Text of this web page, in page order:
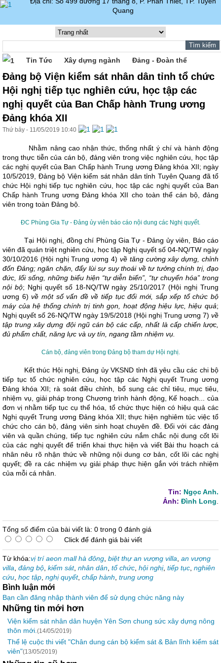
Quang
Tin Tức Xây dựng ngành Đảng - Đoàn thể
Đảng bộ Viện kiểm sát nhân dân tỉnh tổ chức
Hội nghị tiếp tục nghiên cứu, học tập các
nghị quyết của Ban Chấp hành Trung ương
Đảng khóa XII
Thứ bảy - 11/05/2019 10:40
Nhằm nâng cao nhận thức, thống nhất ý chí và hành động
trong thực tiễn của cán bộ, đảng viên trong việc nghiên cứu, học tập
các nghị quyết của Ban Chấp hành Trung ương Đảng khóa XII; ngày
10/5/2019, Đảng bộ Viện kiểm sát nhân dân tỉnh Tuyên Quang đã tổ
chức Hội nghị tiếp tục nghiên cứu, học tập các nghị quyết của Ban
Chấp hành Trung ương Đảng khóa XII cho toàn thể cán bộ, đảng
viên trong toàn Đảng bộ.
ĐC Phùng Gia Tự - Đảng ủy viên báo cáo nội dung các Nghị quyết.
Tại Hội nghị, đồng chí Phùng Gia Tự - Đảng ủy viên, Báo cáo
viên đã quán triệt nghiên cứu, học tập Nghị quyết số 04-NQ/TW ngày
30/10/2016 (Hội nghị Trung ương 4) về tăng cường xây dựng, chỉnh
đốn Đảng; ngăn chặn, đẩy lùi sự suy thoái về tư tưởng chính trị, đạo
đức, lối sống, những biểu hiện “tự diễn biến”, “tự chuyển hóa” trong
nội bộ; Nghị quyết số 18-NQ/TW ngày 25/10/2017 (Hội nghị Trung
ương 6)về một số vấn đề về tiếp tục đổi mới, sắp xếp tổ chức bộ
máy của hệ thống chính trị tinh gọn, hoạt động hiệu lực, hiệu quả;
Nghị quyết số 26-NQ/TW ngày 19/5/2018 (Hội nghị Trung ương 7) về
tập trung xây dựng đội ngũ cán bộ các cấp, nhất là cấp chiến lược,
đủ phẩm chất, năng lực và uy tín, ngang tầm nhiệm vụ.
Cán bộ, đảng viên trong Đảng bộ tham dự Hội nghị.
Kết thúc Hội nghị, Đảng ủy VKSND tỉnh đã yêu cầu các chi bộ
tiếp tục tổ chức nghiên cứu, học tập các Nghị quyết Trung ương
Đảng khóa XII; rà soát điều chỉnh, bổ sung các chỉ tiêu, mục tiêu,
nhiệm vụ, giải pháp trong Chương trình hành động, Kế hoạch... của
đơn vị nhằm tiếp tục cụ thể hóa, tổ chức thực hiện có hiệu quả các
Nghị quyết Trung ương Đảng khóa XII; thực hiện nghiêm túc việc tổ
chức cho cán bộ, đảng viên sinh hoạt chuyên đề. Đối với các đảng
viên và quần chúng, tiếp tục nghiên cứu nắm chắc nội dung cốt lõi
của các nghị quyết để triển khai thực hiện và viết Bài thu hoạch cá
nhân nêu rõ nhận thức về những nội dung cơ bản, cốt lõi các nghị
quyết; đề ra các nhiệm vụ giải pháp thực hiện gắn với trách nhiệm
của mỗi cá nhân.
Tin: Ngọc Anh.
Ảnh: Đình Long
Tổng số điểm của bài viết là: 0 trong 0 đánh giá
Click để đánh giá bài viết
Từ khóa:vị trí aeon mall hà đông biệt thự an vượng villa an vượng
villa đảng bộ kiểm sát, nhân dân tổ chức hội nghị, tiếp tục nghiên
cứu học tập nghị quyết, chấp hành trung ương
Bình luận mới
Bạn cần đăng nhập thành viên để sử dụng chức năng này
Những tin mới hơn
Viện kiểm sát nhân dân huyện Yên Sơn chung sức xây dựng nông
thôn mới. (14/05/2019)
Thể lệ cuộc thi viết "Chân dung cán bộ kiểm sát & Bản lĩnh kiểm sát
viên"(13/05/2019)